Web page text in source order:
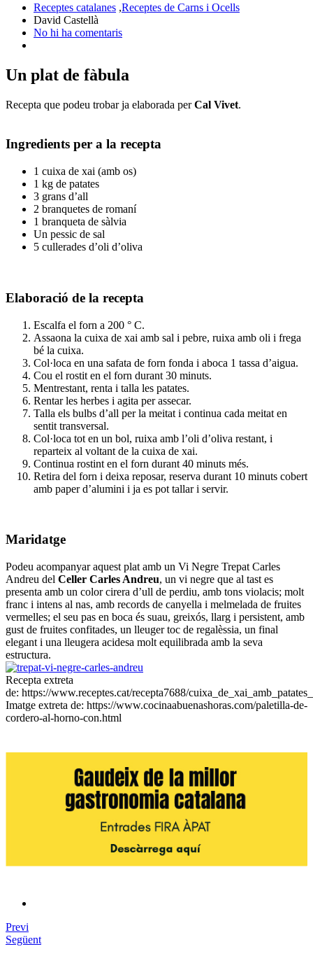
Receptes catalanes ,Receptes de Carns i Ocells
David Castellà
No hi ha comentaris
Un plat de fàbula
Recepta que podeu trobar ja elaborada perCal Vivet.
Ingredients per a la recepta
1 cuixa de xai (amb os)
1 kg de patates
3 grans d’all
2 branquetes de romaní
1 branqueta de sàlvia
Un pessic de sal
5 cullerades d’oli d’oliva
Elaboració de la recepta
Escalfa el forn a 200 ° C.
Assaona la cuixa de xai amb sal i pebre, ruixa amb oli i frega
bé la cuixa.
Col·loca en una safata de forn fonda i aboca 1 tassa d’aigua.
Cou el rostit en el forn durant 30 minuts.
Mentrestant, renta i talla les patates.
Rentar les herbes i agita per assecar.
Talla els bulbs d’all per la meitat i continua cada meitat en
sentit transversal.
Col·loca tot en un bol, ruixa amb l’oli d’oliva restant, i
reparteix al voltant de la cuixa de xai.
Continua rostint en el forn durant 40 minuts més.
Retira del forn i deixa reposar, reserva durant 10 minuts cobert
amb paper d’alumini i ja es pot tallar i servir.
Maridatge
Podeu acompanyar aquest plat amb un Vi Negre Trepat Carles
Andreu del Celler Carles Andreu, un vi negre que al tast es
presenta amb un color cirera d’ull de perdiu, amb tons violacis; molt
franc i intens al nas, amb records de canyella i melmelada de fruites
vermelles; el seu pas en boca és suau, greixós, llarg i persistent, amb
gust de fruites confitades, un lleuger toc de regalèssia, un final
elegant i una lleugera acidesa molt equilibrada amb la seva
estructura.
Recepta extreta
de: https://www.receptes.cat/recepta7688/
Imatge extreta de: https://www.cocinaabuenashoras.com/paletilla-de-
cordero-al-horno-con.html
Previ
Següent